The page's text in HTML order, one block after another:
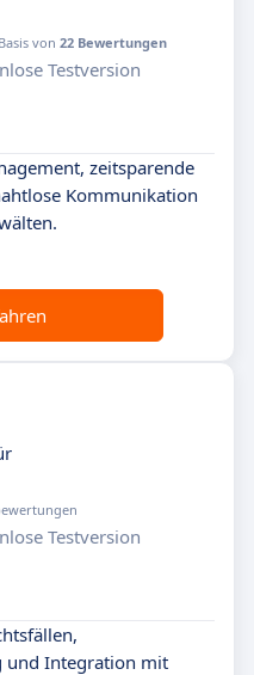
von 22 Bewertungen
Testversion
zeitsparende
Kommunikation
Testversion
und Integration mit